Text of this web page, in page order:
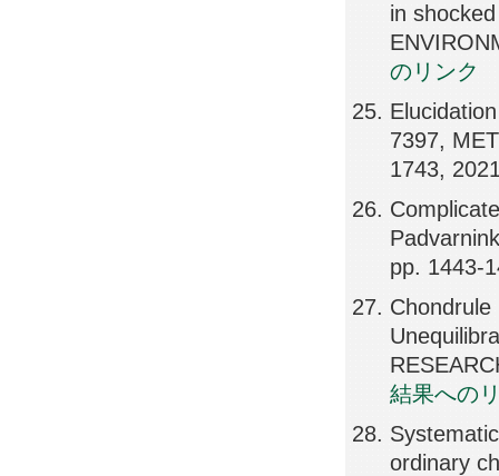
in
のリンク
7397,
1743,
pp. 1443-
結果への
ordinary